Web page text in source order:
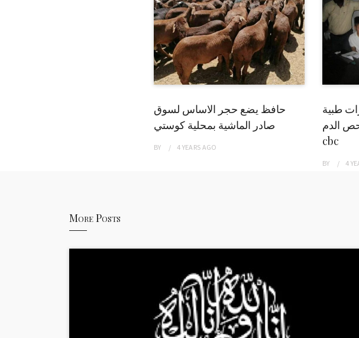
حافظ يضع حجر الاساس لسوق
صادر الماشية بمحلية كوستي
BY 4 YEARS AGO
طبية
الدم
cbc
BY 4
More Posts